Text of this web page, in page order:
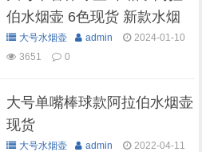
伯水烟壶 6色现货 新款水烟
壶大号水烟壶 admin
2024-01-10
3651
0
大号单嘴棒球款阿拉伯水烟壶
现货
大号水烟壶 admin
2022-04-11